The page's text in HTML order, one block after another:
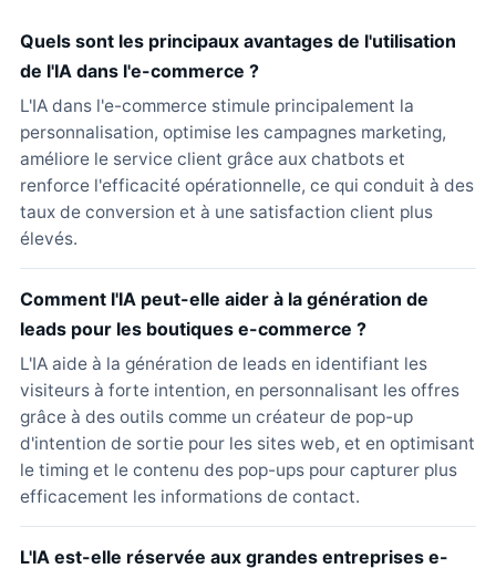
Quels sont les principaux avantages de l'utilisation
de l'IA dans l'e-commerce ?
L'IA dans l'e-commerce stimule principalement la
personnalisation, optimise les campagnes marketing,
améliore le service client grâce aux chatbots et
renforce l'efficacité opérationnelle, ce qui conduit à des
taux de conversion et à une satisfaction client plus
élevés.
Comment l'IA peut-elle aider à la génération de
leads pour les boutiques e-commerce ?
L'IA aide à la génération de leads en identifiant les
visiteurs à forte intention, en personnalisant les offres
grâce à des outils comme un créateur de pop-up
d'intention de sortie pour les sites web, et en optimisant
le timing et le contenu des pop-ups pour capturer plus
efficacement les informations de contact.
L'IA est-elle réservée aux grandes entreprises e-